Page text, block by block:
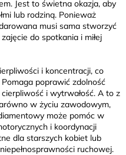
Jest to świetna okazja, aby
lub rodziną. Ponieważ
musi sama stworzyć
do spotkania i miłej
i koncentracji, co
poprawić zdolność
i wytrwałość. A to z
w życiu zawodowym,
może pomóc w
i koordynacji
dla starszych kobiet lub
ruchowej.